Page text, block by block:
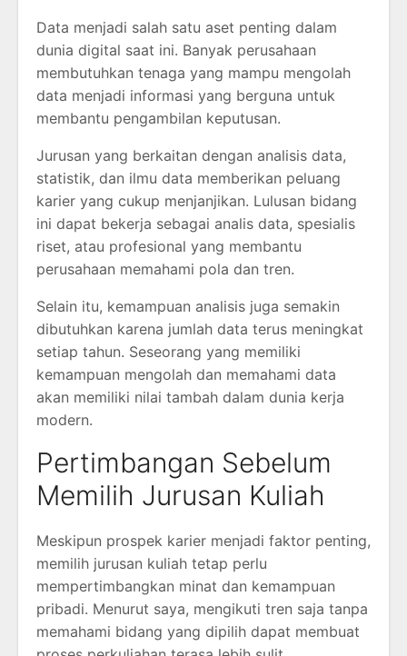
Data menjadi salah satu aset penting dalam
dunia digital saat ini. Banyak perusahaan
membutuhkan tenaga yang mampu mengolah
data menjadi informasi yang berguna untuk
membantu pengambilan keputusan.
Jurusan yang berkaitan dengan analisis data,
statistik, dan ilmu data memberikan peluang
karier yang cukup menjanjikan. Lulusan bidang
ini dapat bekerja sebagai analis data, spesialis
riset, atau profesional yang membantu
perusahaan memahami pola dan tren.
Selain itu, kemampuan analisis juga semakin
dibutuhkan karena jumlah data terus meningkat
setiap tahun. Seseorang yang memiliki
kemampuan mengolah dan memahami data
akan memiliki nilai tambah dalam dunia kerja
modern.
Pertimbangan Sebelum
Memilih Jurusan Kuliah
Meskipun prospek karier menjadi faktor penting,
memilih jurusan kuliah tetap perlu
mempertimbangkan minat dan kemampuan
pribadi. Menurut saya, mengikuti tren saja tanpa
memahami bidang yang dipilih dapat membuat